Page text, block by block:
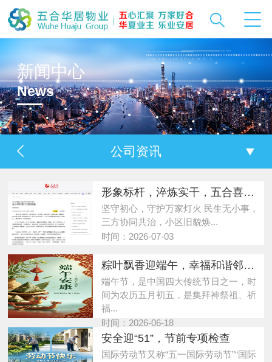
新闻中心
News
公司资讯
形象标杆，淬炼实干，五合喜上人
坚守初心，守护万家灯火 民生无小事，
三方协同共治，小区旧貌焕...
时间：2026-07-03
粽叶飘香迎端午，幸福和谐邻里情
端午节，是中国四大传统节日之一，时
间为农历五月初五，是集拜神祭祖、祈
福...
时间：2026-06-18
安全迎“51”，节前专项检查
国际劳动节又称“五一国际劳动节”“国际